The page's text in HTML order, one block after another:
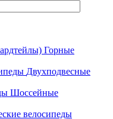
Горные
Двухподвесные
Шоссейные